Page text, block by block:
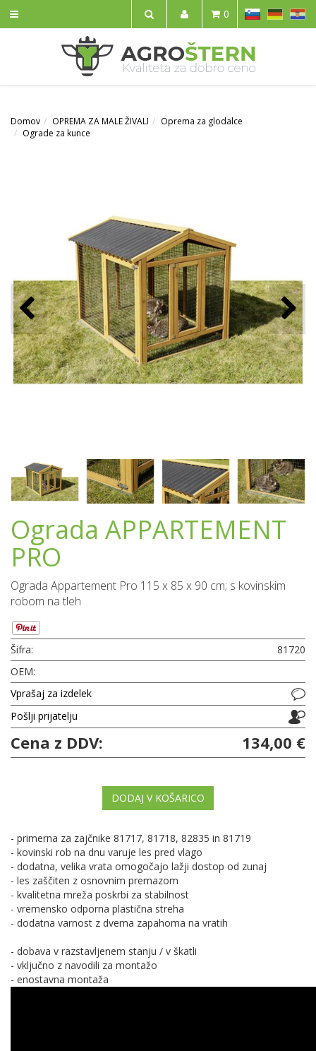
IŠČI
SL HR
0
Domov OPREMA ZA MALE ŽIVALI
Oprema za glodalce
Ograde za kunce
Ograda APPARTEMENT
PRO
Ograda Appartement Pro 115 x 85 x 90 cm; s kovinskim
robom na tleh
Šifra:
81720
OEM:
Vprašaj za izdelek
Pošlji prijatelju
Cena z DDV: 134,00 €
DODAJ V KOŠARICO
- primerna za zajčnike 81717, 81718, 82835 in 81719
- kovinski rob na dnu varuje les pred vlago
- dodatna, velika vrata omogočajo lažji dostop od zunaj
- les zaščiten z osnovnim premazom
- kvalitetna mreža poskrbi za stabilnost
- vremensko odporna plastična streha
- dodatna varnost z dvema zapahoma na vratih
- dobava v razstavljenem stanju / v škatli
- vključno z navodili za montažo
- enostavna montaža